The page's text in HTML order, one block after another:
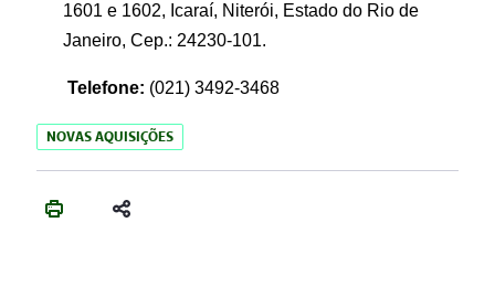
1601 e 1602, Icaraí, Niterói, Estado do Rio de
Janeiro, Cep.: 24230-101.
Telefone: (021) 3492-3468
NOVAS AQUISIÇÕES